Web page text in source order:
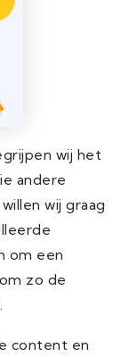
wij het
andere
wij graag
om een
zo de
content en